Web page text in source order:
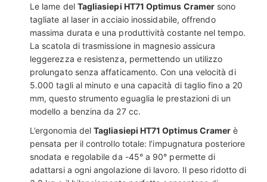
Le lame del Tagliasiepi HT71 Optimus Cramer sono
tagliate al laser in acciaio inossidabile, offrendo
massima durata e una produttività costante nel tempo.
La scatola di trasmissione in magnesio assicura
leggerezza e resistenza, permettendo un utilizzo
prolungato senza affaticamento. Con una velocità di
5.000 tagli al minuto e una capacità di taglio fino a 20
mm, questo strumento eguaglia le prestazioni di un
modello a benzina da 27 cc.
L’ergonomia delTagliasiepi HT71 Optimus Cramer è
pensata per il controllo totale: l’impugnatura posteriore
snodata e regolabile da -45° a 90° permette di
adattarsi a ogni angolazione di lavoro. Il peso ridotto di